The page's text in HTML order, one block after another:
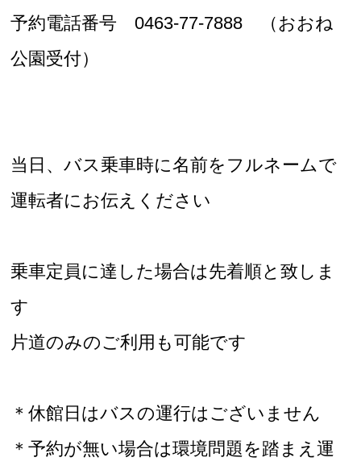
予約電話番号 0463-77-7888 （おおね
公園受付）
当日、バス乗車時に名前をフルネームで
運転者にお伝えください
乗車定員に達した場合は先着順と致しま
す
片道のみのご利用も可能です
＊休館日はバスの運行はございません
＊予約が無い場合は環境問題を踏まえ運